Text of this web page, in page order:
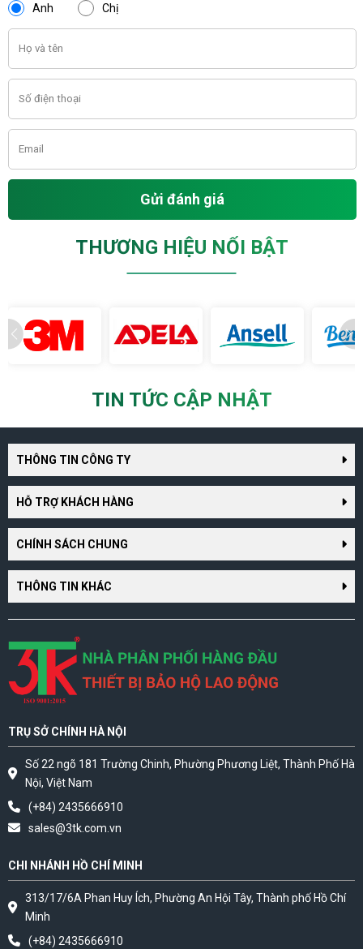
Anh Chị
Gửi đánh giá
THƯƠNG HIỆU NỔI BẬT
TIN TỨC CẬP NHẬT
THÔNG TIN CÔNG TY
HỖ TRỢ KHÁCH HÀNG
CHÍNH SÁCH CHUNG
THÔNG TIN KHÁC
TRỤ SỞ CHÍNH HÀ NỘI
Số 22 ngõ 181 Trường Chinh, Phường Phương Liệt, Thành Phố Hà
Nội, Việt Nam
(+84) 2435666910
sales@3tk.com.vn
CHI NHÁNH HỒ CHÍ MINH
313/17/6A Phan Huy Ích, Phường An Hội Tây, Thành phố Hồ Chí
Minh
(+84) 2435666910